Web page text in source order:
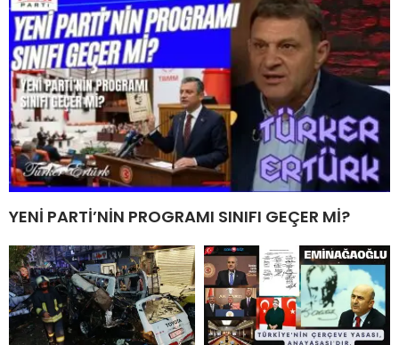
YENİ PARTİ’NİN PROGRAMI SINIFI GEÇER Mİ?